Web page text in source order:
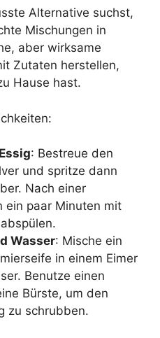
Alternative suchst,
Mischungen in
aber wirksame
Zutaten herstellen,
Hause hast.
: Bestreue den
und spritze dann
Nach einer
ein paar Minuten mit
Wasser: Mische ein
in einem Eimer
Benutze einen
Bürste, um den
zu schrubben.